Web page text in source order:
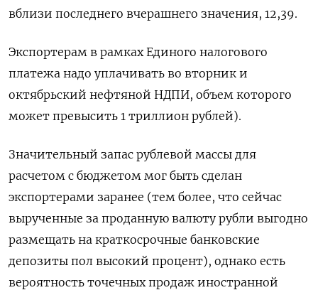
вблизи последнего вчерашнего значения, 12,39.
Экспортерам в рамках Единого налогового
платежа надо уплачивать во вторник и
октябрьский нефтяной НДПИ, объем которого
может превысить 1 триллион рублей).
Значительный запас рублевой массы для
расчетом с бюджетом мог быть сделан
экспортерами заранее (тем более, что сейчас
вырученные за проданную валюту рубли выгодно
размещать на краткосрочные банковские
депозиты пол высокий процент), однако есть
вероятность точечных продаж иностранной